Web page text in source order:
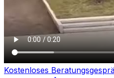
Kostenloses